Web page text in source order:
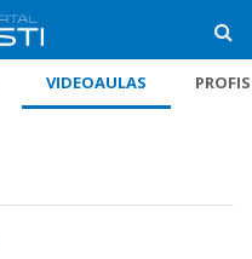
VIDEOAULAS